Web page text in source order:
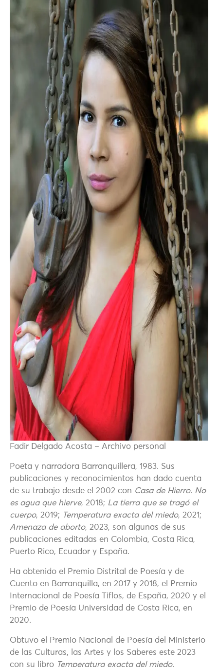
Fadir Delgado Acosta – Archivo personal
Poeta y narradora Barranquillera, 1983. Sus
publicaciones y reconocimientos han dado cuenta
de su trabajo desde el 2002 con Casa de Hierro. No
es agua que hierve, 2018; La tierra que se tragó el
cuerpo, 2019; Temperatura exacta del miedo, 2021;
Amenaza de aborto, 2023, son algunas de sus
publicaciones editadas en Colombia, Costa Rica,
Puerto Rico, Ecuador y España.
Ha obtenido el Premio Distrital de Poesía y de
Cuento en Barranquilla, en 2017 y 2018, el Premio
Internacional de Poesía Tiflos, de España, 2020 y el
Premio de Poesía Universidad de Costa Rica, en
2020.
Obtuvo el Premio Nacional de Poesía del Ministerio
de las Culturas, las Artes y los Saberes este 2023
con su libro Temperatura exacta del miedo.